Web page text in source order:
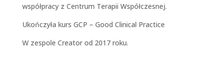
współpracy z Centrum Terapii Współczesnej.
Ukończyła kurs GCP – Good Clinical Practice
W zespole Creator od 2017 roku.